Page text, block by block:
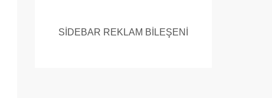
SİDEBAR REKLAM BİLEŞENİ